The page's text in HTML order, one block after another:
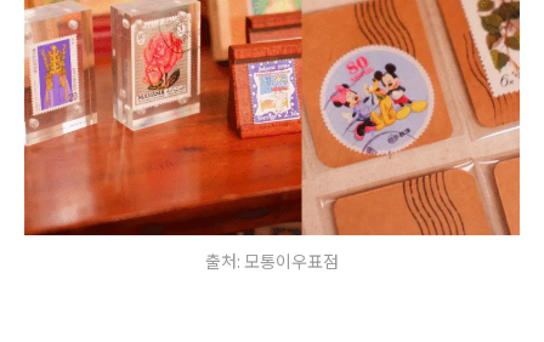
출처: 모통이우표점